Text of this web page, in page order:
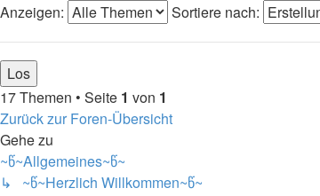
Anzeigen:
Sortiere nach:
17 Themen • Seite 1 von 1
Zurück zur Foren-Übersicht
Gehe zu
~წ~Allgemeines~წ~
↳ ~წ~Herzlich Willkommen~წ~